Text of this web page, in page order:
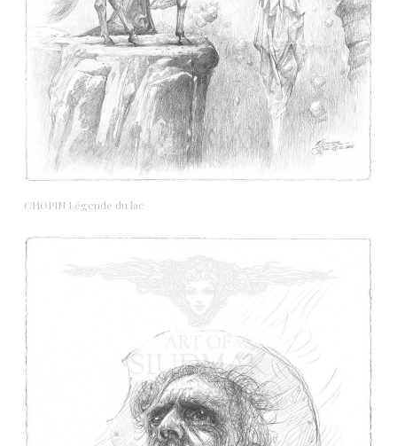
CHOPIN Légende du lac